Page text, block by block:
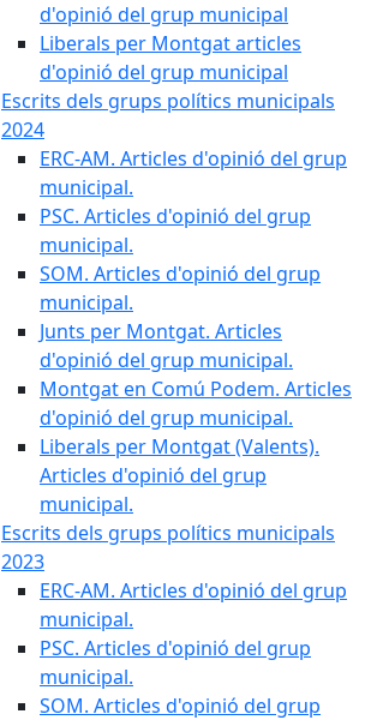
d'opinió del grup municipal
Liberals per Montgat articles
d'opinió del grup municipal
Escrits dels grups polítics municipals
2024
ERC-AM. Articles d'opinió del grup
municipal.
PSC. Articles d'opinió del grup
municipal.
SOM. Articles d'opinió del grup
municipal.
Junts per Montgat. Articles
d'opinió del grup municipal.
Montgat en Comú Podem. Articles
d'opinió del grup municipal.
Liberals per Montgat (Valents).
Articles d'opinió del grup
municipal.
Escrits dels grups polítics municipals
2023
ERC-AM. Articles d'opinió del grup
municipal.
PSC. Articles d'opinió del grup
municipal.
SOM. Articles d'opinió del grup